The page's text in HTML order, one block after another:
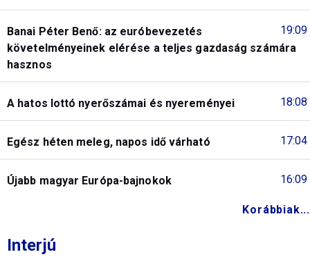
19:09
Banai Péter Benő: az euróbevezetés
követelményeinek elérése a teljes gazdaság számára
hasznos
18:08
A hatos lottó nyerőszámai és nyereményei
17:04
Egész héten meleg, napos idő várható
16:09
Újabb magyar Európa-bajnokok
Korábbiak...
Interjú